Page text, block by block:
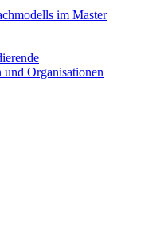
im Master
und Organisationen